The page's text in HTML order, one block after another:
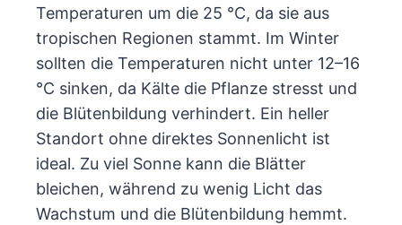
Temperaturen um die 25 °C, da sie aus
tropischen Regionen stammt. Im Winter
sollten die Temperaturen nicht unter 12–16
°C sinken, da Kälte die Pflanze stresst und
die Blütenbildung verhindert. Ein heller
Standort ohne direktes Sonnenlicht ist
ideal. Zu viel Sonne kann die Blätter
bleichen, während zu wenig Licht das
Wachstum und die Blütenbildung hemmt.